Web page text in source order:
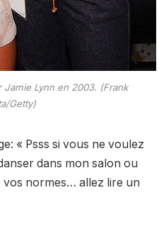
Lynn en 2003. (Frank
Getty)
« Psss si vous ne voulez
dans mon salon ou
vos normes… allez lire un